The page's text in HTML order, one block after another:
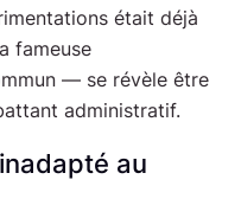
était déjà
fameuse
— se révèle être
administratif.
au